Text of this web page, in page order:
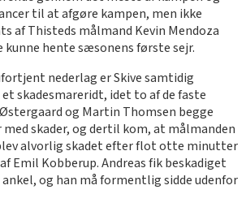
til at afgøre kampen, men ikke
af Thisteds målmand Kevin Mendoza
kunne hente sæsonens første sejr.
nederlag er Skive samtidig
skadesmareridt, idet to af de faste
og Martin Thomsen begge
skader, og dertil kom, at målmanden
alvorlig skadet efter flot otte minutter
Emil Kobberup. Andreas fik beskadiget
ankel, og han må formentlig sidde udenfor